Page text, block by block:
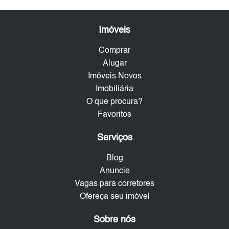
Imóveis
Comprar
Alugar
Imóveis Novos
Imobiliária
O que procura?
Favoritos
Serviços
Blog
Anuncie
Vagas para corretores
Ofereça seu imóvel
Sobre nós